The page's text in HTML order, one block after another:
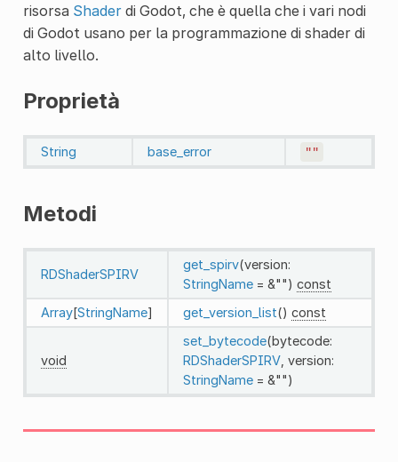
risorsa Shaderdi Godot, che è quella che i vari nodi
di Godot usano per la programmazione di shader di
alto livello.
Proprietà
String base_error ""
Metodi
RDShaderSPIRV
get_spirv(version:
StringName= &"") const
Array[StringName] get_version_list() const
void
set_bytecode(bytecode:
RDShaderSPIRV, version:
StringName= &"")